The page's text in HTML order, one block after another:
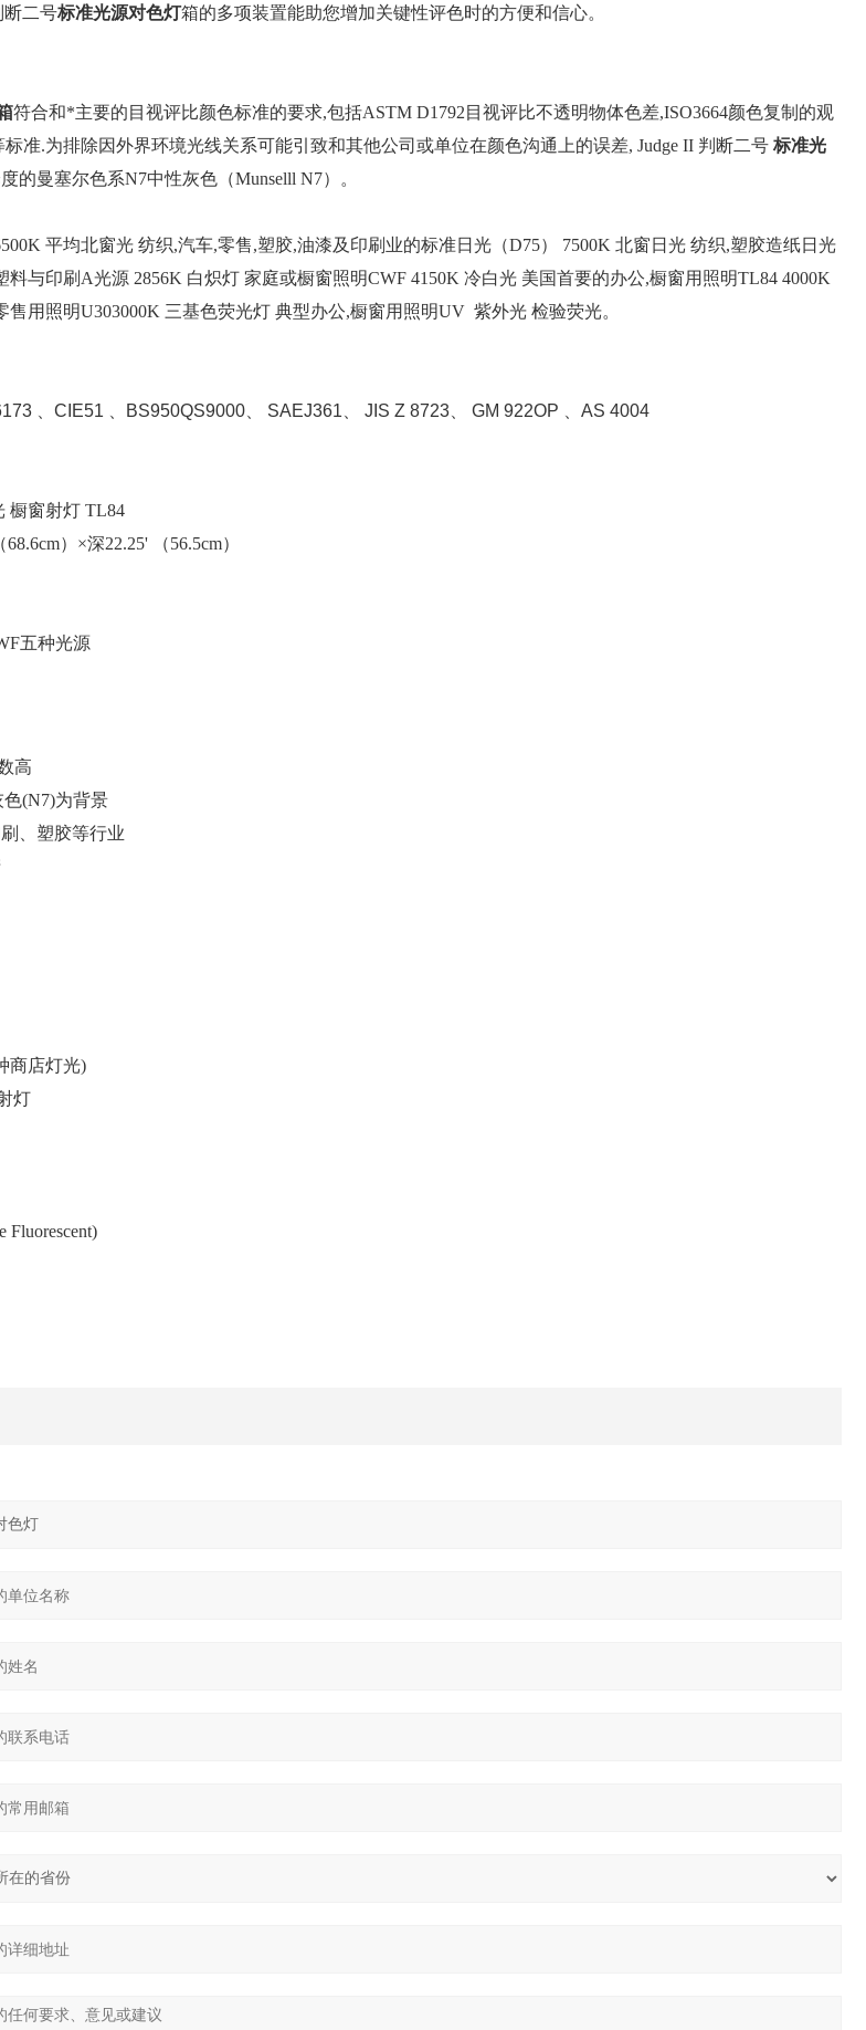
断二号标准光源对色灯箱的多项装置能助您增加关键性评色时的方便和信心。
符合和*主要的目视评比颜色标准的要求,包括ASTM D1792目视评比不透明物体色差,ISO3664颜色复制的观
准.为排除因外界环境光线关系可能引致和其他公司或单位在颜色沟通上的误差, Judge II 判断二号 标准光
的曼塞尔色系N7中性灰色（Munselll N7）。
平均北窗光 纺织,汽车,零售,塑胶,油漆及印刷业的标准日光（D75） 7500K 北窗日光 纺织,塑胶造纸日光
料与印刷A光源 2856K 白炽灯 家庭或橱窗照明CWF 4150K 冷白光 美国首要的办公,橱窗用照明TL84 4000K
用照明U303000K 三基色荧光灯 典型办公,橱窗用照明UV 紫外光 检验荧光。
、CIE51 、BS950QS9000、 SAEJ361、 JIS Z 8723、 GM 922OP 、AS 4004
橱窗射灯 TL84
）×深22.25' （56.5cm）
五种光源
高
(N7)为背景
、塑胶等行业
商店灯光)
灯